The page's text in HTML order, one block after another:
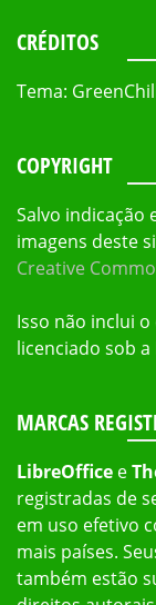
CRÉDITOS
Tema:
COPYRIGHT
Salvo indicação
imagens deste
Creative
Isso não inclui
licenciado sob a
MARCAS
LibreOffice e
registradas de
em uso efetivo
mais países.
também estão